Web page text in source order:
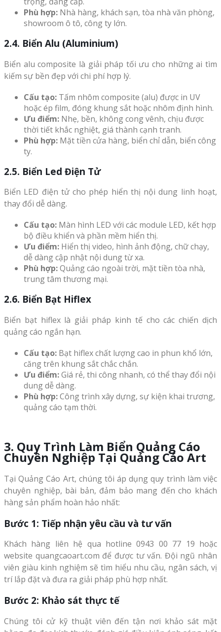
Phù hợp: Nhà hàng, khách sạn, tòa nhà văn phòng,
showroom ô tô, công ty lớn.
2.4. Biển Alu (Aluminium)
Biển alu composite là giải pháp tối ưu cho những ai tìm
kiếm sự bền đẹp với chi phí hợp lý.
Cấu tạo: Tấm nhôm composite (alu) được in UV
hoặc ép film, đóng khung sắt hoặc nhôm định hình.
Ưu điểm: Nhẹ, bền, không cong vênh, chịu được
thời tiết khắc nghiệt, giá thành cạnh tranh.
Phù hợp: Mặt tiền cửa hàng, biển chỉ dẫn, biển công
ty.
2.5. Biển Led Điện Tử
Biển LED điện tử cho phép hiển thị nội dung linh hoạt,
thay đổi dễ dàng.
Cấu tạo: Màn hình LED với các module LED, kết hợp
bộ điều khiển và phần mềm hiển thị.
Ưu điểm: Hiển thị video, hình ảnh động, chữ chạy,
dễ dàng cập nhật nội dung từ xa.
Phù hợp:Quảng cáo ngoài trời, mặt tiền tòa nhà,
trung tâm thương mại.
2.6. Biển Bạt Hiflex
Biển bạt hiflex là giải pháp kinh tế cho các chiến dịch
quảng cáo ngắn hạn.
Cấu tạo: Bạt hiflex chất lượng cao in phun khổ lớn,
căng trên khung sắt chắc chắn.
Ưu điểm:Giá rẻ, thi công nhanh, có thể thay đổi nội
dung dễ dàng.
Phù hợp:Công trình xây dựng, sự kiện khai trương,
quảng cáo tạm thời.
3. Quy Trình Làm Biển Quảng Cáo
Chuyên Nghiệp Tại Quảng Cáo Art
Tại Quảng Cáo Art, chúng tôi áp dụng quy trình làm việc
chuyên nghiệp, bài bản, đảm bảo mang đến cho khách
hàng sản phẩm hoàn hảo nhất:
Bước 1: Tiếp nhận yêu cầu và tư vấn
Khách hàng liên hệ qua hotline 0943 00 77 19 hoặc
website quangcaoart.com để được tư vấn. Đội ngũ nhân
viên giàu kinh nghiệm sẽ tìm hiểu nhu cầu, ngân sách, vị
trí lắp đặt và đưa ra giải pháp phù hợp nhất.
Bước 2: Khảo sát thực tế
Chúng tôi cử kỹ thuật viên đến tận nơi khảo sát mặt